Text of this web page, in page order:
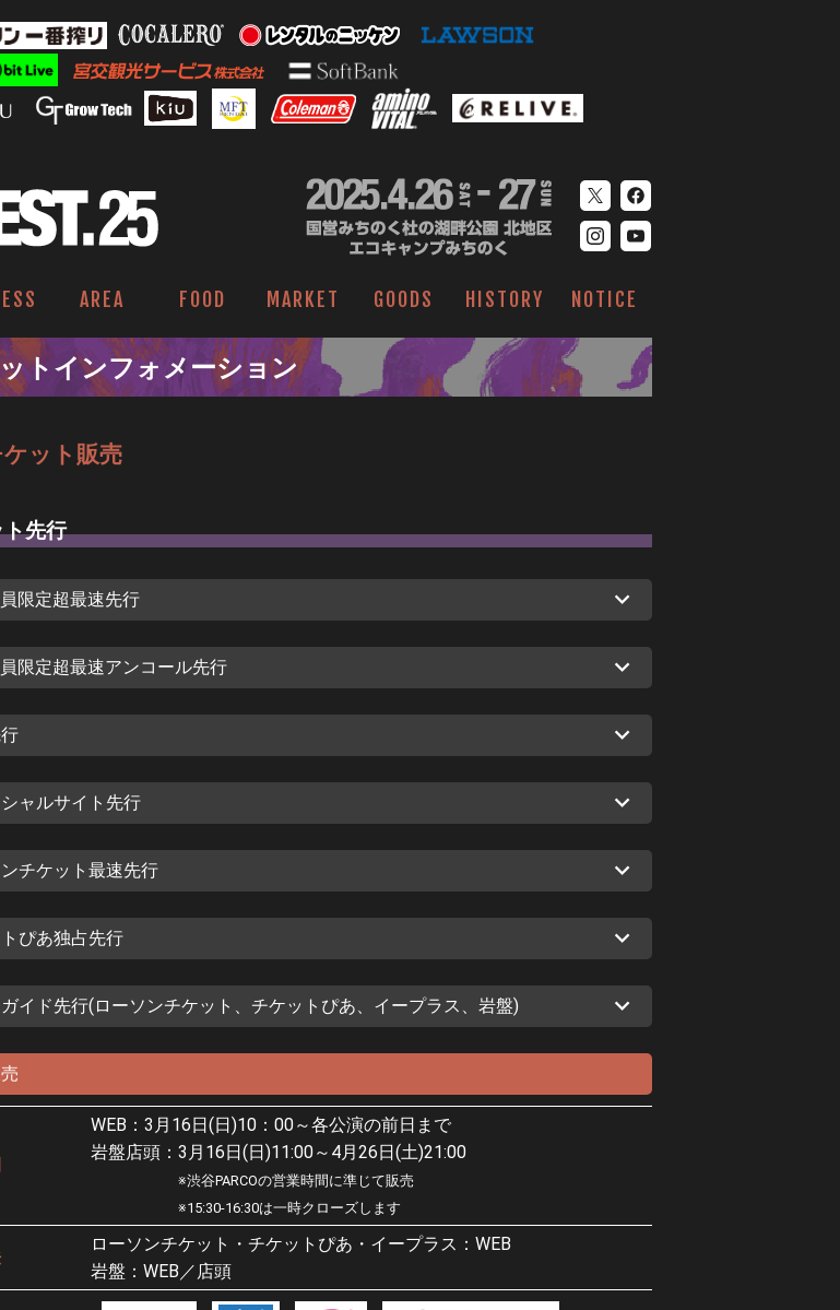
AREA FOOD MARKET GOODS HISTORY NOTICE
トインフォメーション
ケット販売
先行
限定超最速先行
限定超最速アンコール先行
ャルサイト先行
チケット最速先行
ぴあ独占先行
イド先行(ローソンチケット、チケットぴあ、イープラス、岩盤)
WEB：3月16日(日)10：00～各公演の前日まで
岩盤店頭：3月16日(日)11:00～4月26日(土)21:00
※渋谷PARCOの営業時間に準じて販売
※15:30-16:30は一時クローズします
ローソンチケット・チケットぴあ・イープラス：WEB
岩盤：WEB／店頭